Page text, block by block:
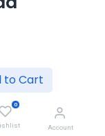
to Cart
0
Account
modo S